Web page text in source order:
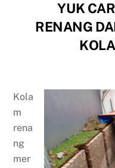
YUK
RENANG
Kola
m
rena
ng
mer